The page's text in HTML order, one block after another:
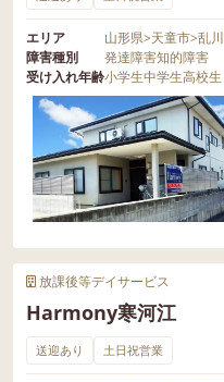
エリア 山形県>天童市>乱川
障害種別
発達障害知的障害
受け入れ年齢小学生中学生高校生
放課後等デイサービス
Harmony寒河江
送迎あり 土日祝営業